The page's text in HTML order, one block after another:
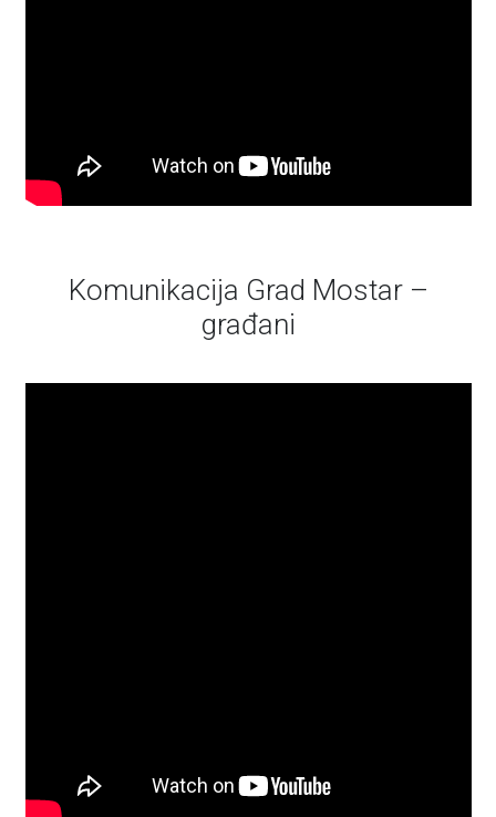
Komunikacija Grad Mostar –
građani